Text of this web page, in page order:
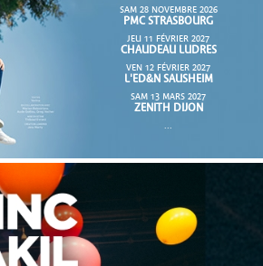
SAM 28 NOVEMBRE 2026
PMC STRASBOURG
JEU 11 FÉVRIER 2027
CHAUDEAU LUDRES
VEN 12 FÉVRIER 2027
L'ED&N SAUSHEIM
SAM 13 MARS 2027
ZENITH DIJON
...